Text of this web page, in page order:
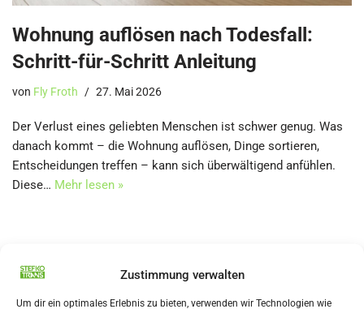
Zustimmung verwalten
Um dir ein optimales Erlebnis zu bieten, verwenden wir Technologien wie
Wohnung auflösen nach Todesfall:
Schritt-für-Schritt Anleitung
von Fly Froth 27. Mai 2026
Der Verlust eines geliebten Menschen ist schwer genug. Was
danach kommt – die Wohnung auflösen, Dinge sortieren,
Entscheidungen treffen – kann sich überwältigend anfühlen.
Diese… Mehr lesen »
Ratgeber rund um